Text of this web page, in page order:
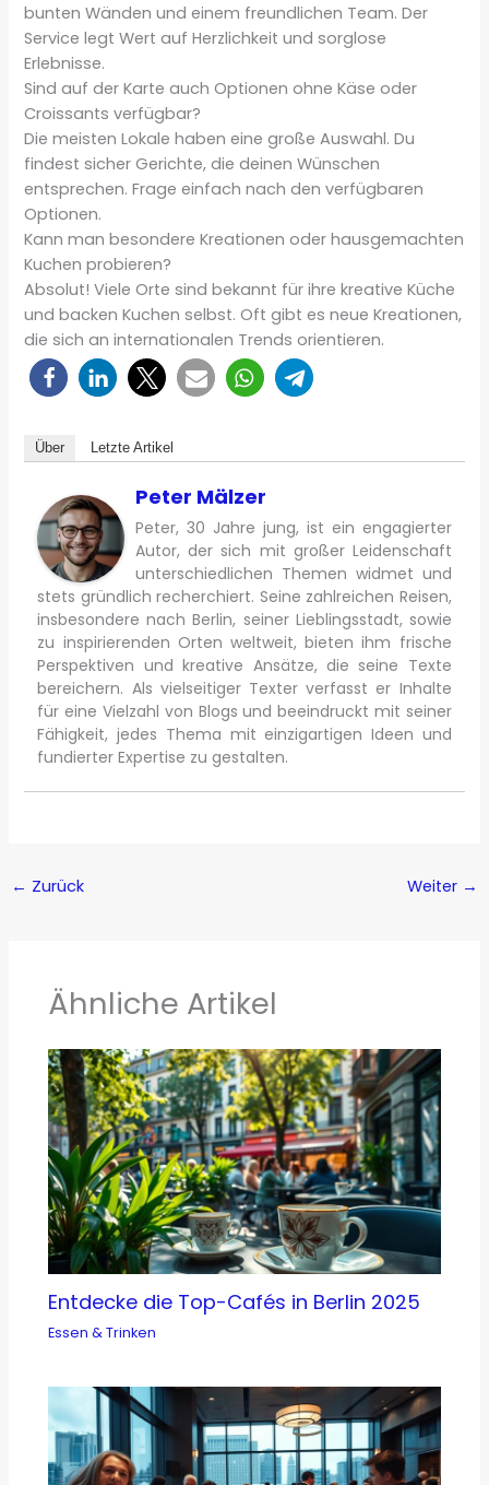
bunten Wänden und einem freundlichen Team. Der
Service legt Wert auf Herzlichkeit und sorglose
Erlebnisse.
Sind auf der Karte auch Optionen ohne Käse oder
Croissants verfügbar?
Die meisten Lokale haben eine große Auswahl. Du
findest sicher Gerichte, die deinen Wünschen
entsprechen. Frage einfach nach den verfügbaren
Optionen.
Kann man besondere Kreationen oder hausgemachten
Kuchen probieren?
Absolut! Viele Orte sind bekannt für ihre kreative Küche
und backen Kuchen selbst. Oft gibt es neue Kreationen,
die sich an internationalen Trends orientieren.
Über Letzte Artikel
Peter Mälzer
Peter, 30 Jahre jung, ist ein engagierter
Autor, der sich mit großer Leidenschaft
unterschiedlichen Themen widmet und
stets gründlich recherchiert. Seine zahlreichen Reisen,
insbesondere nach Berlin, seiner Lieblingsstadt, sowie
zu inspirierenden Orten weltweit, bieten ihm frische
Perspektiven und kreative Ansätze, die seine Texte
bereichern. Als vielseitiger Texter verfasst er Inhalte
für eine Vielzahl von Blogs und beeindruckt mit seiner
Fähigkeit, jedes Thema mit einzigartigen Ideen und
fundierter Expertise zu gestalten.
← Zurück Weiter →
Ähnliche Artikel
Entdecke die Top-Cafés in Berlin 2025
Essen & Trinken